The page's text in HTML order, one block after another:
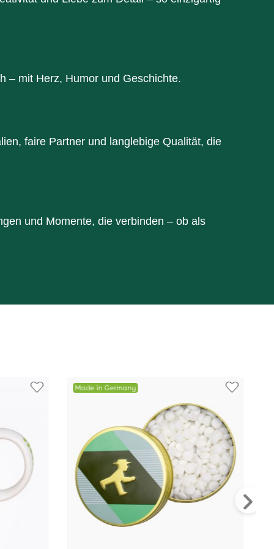
– mit Herz, Humor und Geschichte.
faire Partner und langlebige Qualität, die
und Momente, die verbinden – ob als
Made in Germany